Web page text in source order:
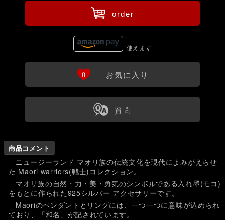
ü order
使えます
Ö
0 お気に入り
ß 質問
商品コメント
ニュージーランド マオリ族の伝統文化を現代によみがえらせ
た Maori warriors(戦士)コレクション。
マオリ族の自然・力・美・勇気のシンボルである入れ墨(モコ)
をもとに作られた925シルバー アクセサリーです。
Maoriのペンダントとリングには、一つ一つに意味が込められ
ており、「和名」が記されています。